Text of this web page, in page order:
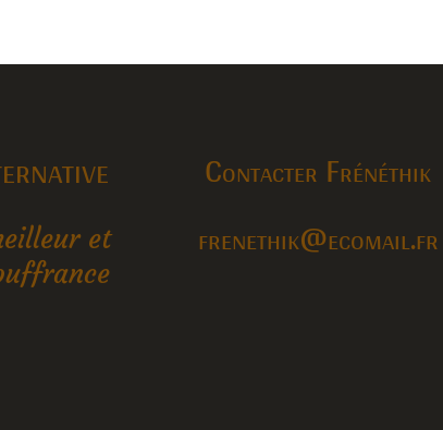
et
Contacter Frénéthik
frenethik@ecomail.fr